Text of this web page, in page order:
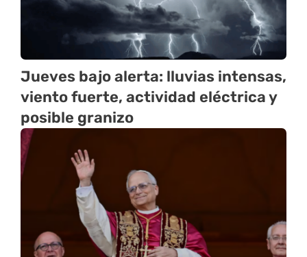
Jueves bajo alerta: lluvias intensas,
viento fuerte, actividad eléctrica y
posible granizo